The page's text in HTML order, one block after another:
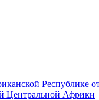
Республике
Центральной Африки